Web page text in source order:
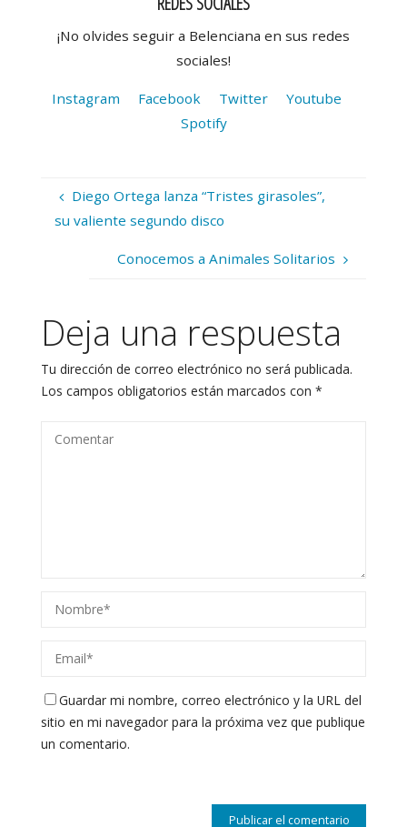
¡No olvides seguir a Belenciana en sus redes
sociales!
Instagram Facebook Twitter
Youtube
Spotify
Diego Ortega lanza “Tristes girasoles”,
su valiente segundo disco
Conocemos a Animales Solitarios
Deja una respuesta
Tu dirección de correo electrónico no será publicada.
Los campos obligatorios están marcados con *
Guardar mi nombre, correo electrónico y la URL del
sitio en mi navegador para la próxima vez que publique
un comentario.